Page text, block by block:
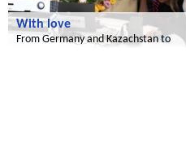
With love
From Germany and Kazachstan to